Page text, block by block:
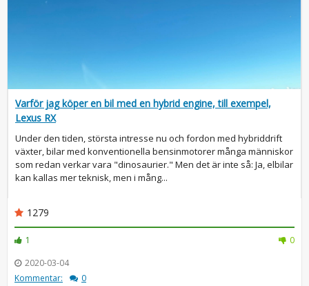
Varför jag köper en bil med en hybrid engine, till exempel,
Lexus RX
Under den tiden, största intresse nu och fordon med hybriddrift
växter, bilar med konventionella bensinmotorer många människor
som redan verkar vara "dinosaurier." Men det är inte så: Ja, elbilar
kan kallas mer teknisk, men i mång...
1279
1
0
2020-03-04
Kommentar:
0